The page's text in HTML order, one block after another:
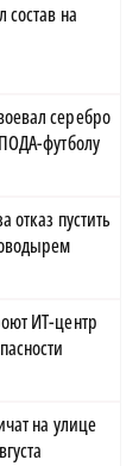
состав на
серебро
футболу
отказ пустить
ИТ-центр
на улице